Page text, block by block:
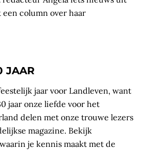
column over haar
JAAR
jaar voor Landleven, want
jaar onze liefde voor het
delen met onze trouwe lezers
magazine. Bekijk
je kennis maakt met de